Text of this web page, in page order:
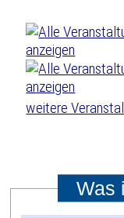
weitere
Was